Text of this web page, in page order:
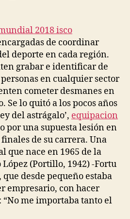
entrada
de coordinar
deporte en cada región.
grabar e identificar de
en cualquier sector
cometer desmanes en
Se lo quitó a los pocos años
del astrágalo’, equipacion
por una supuesta lesión en
de su carrera. Una
que nace en 1965 de la
(Portillo, 1942) -Fortu
desde pequeño estaba
empresario, con hacer
“No me importaba tanto el